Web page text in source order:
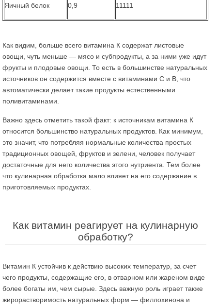
Яичный белок 0,9 11111
Как видим, больше всего витамина К содержат листовые
овощи, чуть меньше — мясо и субпродукты, а за ними уже идут
фрукты и плодовые овощи. То есть в большинстве натуральных
источников он содержится вместе с витаминами С и В, что
автоматически делает такие продукты естественными
поливитаминами.
Важно здесь отметить такой факт: к источникам витамина К
относится большинство натуральных продуктов. Как минимум,
это значит, что потребляя нормальные количества простых
традиционных овощей, фруктов и зелени, человек получает
достаточные для него количества этого нутриента. Тем более
что кулинарная обработка мало влияет на его содержание в
приготовляемых продуктах.
Как витамин реагирует на кулинарную
обработку?
Витамин К устойчив к действию высоких температур, за счет
чего продукты, содержащие его, в отварном или жареном виде
более богаты им, чем сырые. Здесь важную роль играет также
жирорастворимость натуральных форм — филлохинона и